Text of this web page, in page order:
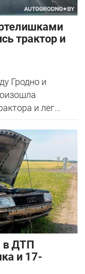
трактор и
Гродно и
и лег...
в ДТП
и 17-